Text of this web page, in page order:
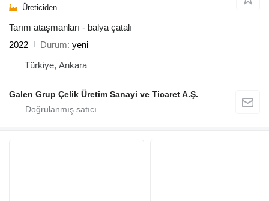
Üreticiden
Tarım ataşmanları - balya çatalı
2022
Durum yeni
Türkiye, Ankara
Galen Grup Çelik Üretim Sanayi ve Ticaret A.Ş.